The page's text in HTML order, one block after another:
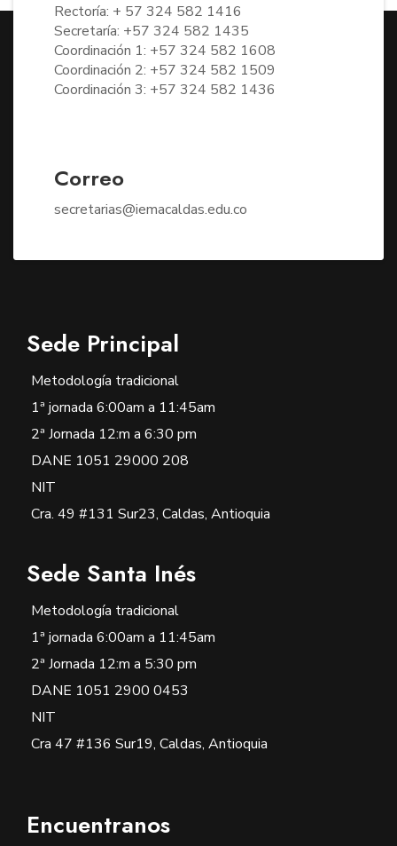
Rectoría: + 57 324 582 1416
Secretaría: +57 324 582 1435
Coordinación 1: +57 324 582 1608
Coordinación 2: +57 324 582 1509
Coordinación 3: +57 324 582 1436
Correo
secretarias@iemacaldas.edu.co
Sede Principal
Metodología tradicional
1ª jornada 6:00am a 11:45am
2ª Jornada 12:m a 6:30 pm
DANE 1051 29000 208
NIT
Cra. 49 #131 Sur23, Caldas, Antioquia
Sede Santa Inés
Metodología tradicional
1ª jornada 6:00am a 11:45am
2ª Jornada 12:m a 5:30 pm
DANE 1051 2900 0453
NIT
Cra 47 #136 Sur19, Caldas, Antioquia
Encuentranos